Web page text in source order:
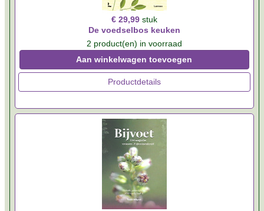
€ 29,99 stuk
De voedselbos keuken
2 product(en) in voorraad
Aan winkelwagen toevoegen
Productdetails